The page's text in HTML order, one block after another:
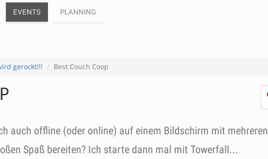
EVENTS PLANNING
gerockt!!! Best Couch Coop
auch offline (oder online) auf einem Bildschirm mit mehreren
Spaß bereiten? Ich starte dann mal mit Towerfall...